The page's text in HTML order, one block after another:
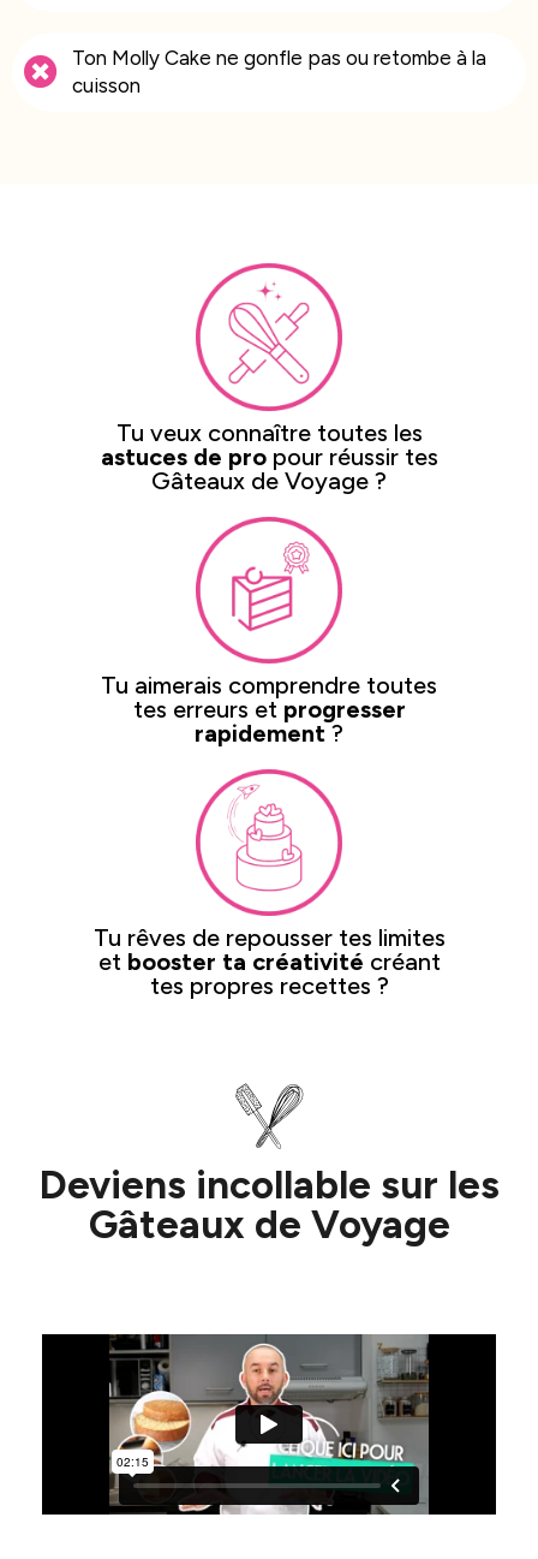
Ton Molly Cake ne gonfle pas ou retombe à la
cuisson
Tu veux connaître toutes les
astuces de propour réussir tes
Gâteaux de Voyage ?
Tu aimerais comprendre toutes
tes erreurs et progresser
rapidement ?
Tu rêves de repousser tes limites
et booster ta créativité créant
tes propres recettes ?
Deviens incollable sur les
Gâteaux de Voyage